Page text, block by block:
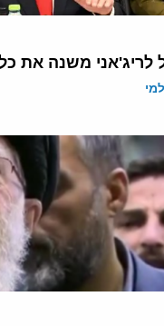
לריג'אני משנה את